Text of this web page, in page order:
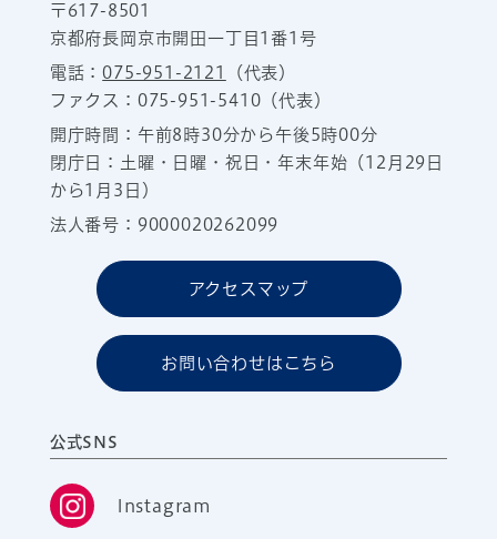
〒617-8501
京都府長岡京市開田一丁目1番1号
電話：075-951-2121
（代表）
ファクス：075-951-5410（代表）
開庁時間：午前8時30分から午後5時00分
閉庁日：土曜・日曜・祝日・年末年始（12月29日
から1月3日）
法人番号：9000020262099
アクセスマップ
お問い合わせはこちら
公式SNS
Instagram